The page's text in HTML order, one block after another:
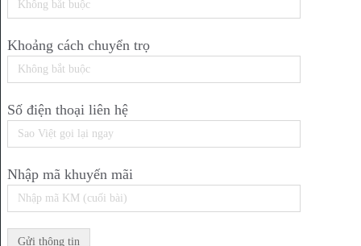
Khoảng cách chuyển trọ
Số điện thoại liên hệ
Nhập mã khuyến mãi